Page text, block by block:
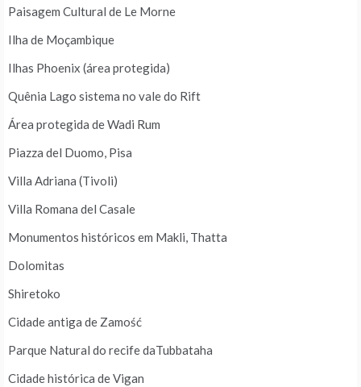
Paisagem Cultural de Le Morne
Ilha de Moçambique
Ilhas Phoenix (área protegida)
Quênia Lago sistema no vale do Rift
Área protegida de Wadi Rum
Piazza del Duomo, Pisa
Villa Adriana (Tivoli)
Villa Romana del Casale
Monumentos históricos em Makli, Thatta
Dolomitas
Shiretoko
Cidade antiga de Zamość
Parque Natural do recife daTubbataha
Cidade histórica de Vigan